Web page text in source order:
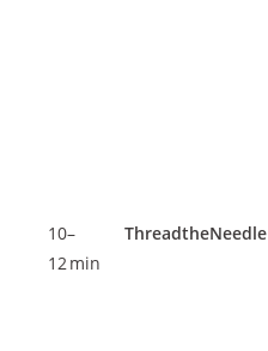
10–
12 min
ThreadtheNeedle